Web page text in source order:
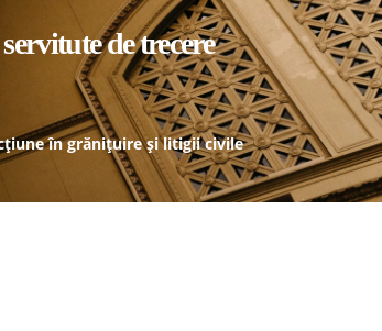
de trecere
în grănițuire și litigii civile